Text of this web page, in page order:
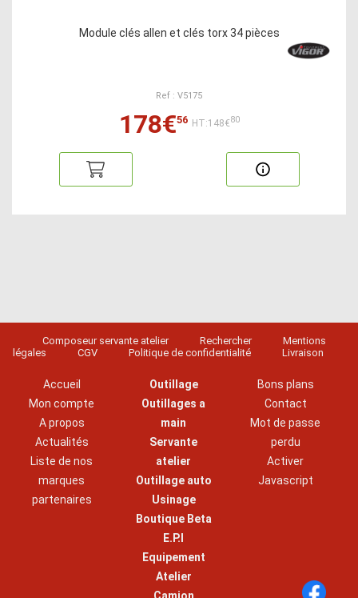
Module clés allen et clés torx 34 pièces
Ref : V5175
178€56 HT:148€80
Composeur servante atelier Rechercher
Mentions
légales
CGV Politique de confidentialité Livraison
Accueil
Mon compte
A propos
Actualités
Liste de nos
marques
partenaires
Outillage
Outillages a
main
Servante
atelier
Outillage auto
Usinage
Boutique Beta
E.P.I
Equipement
Atelier
Bons plans
Contact
Mot de passe
perdu
Activer
Javascript